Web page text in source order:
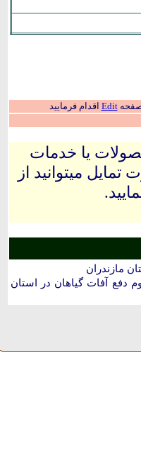
صفحهEdit اقدام فرمایید
یا خدمات
میتوانید از
مازندران
آفات گیاهان در استان